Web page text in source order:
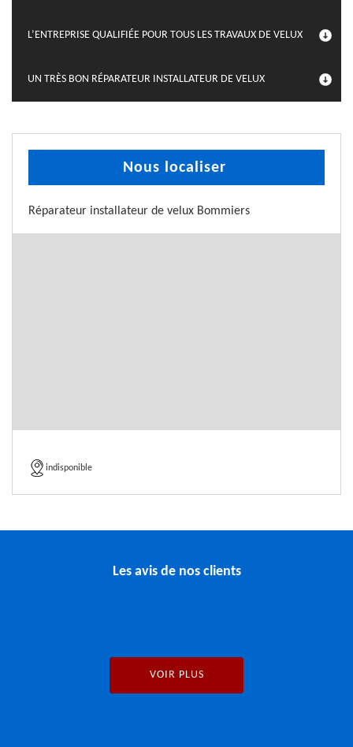
L’ENTREPRISE QUALIFIÉE POUR TOUS LES TRAVAUX DE VELUX
UN TRÈS BON RÉPARATEUR INSTALLATEUR DE VELUX
Nous localiser
Réparateur installateur de velux Bommiers
indisponible
Les avis de nos clients
VOIR PLUS